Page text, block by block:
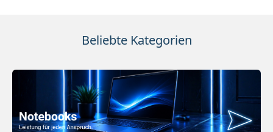
Beliebte Kategorien
Mehr erfahren